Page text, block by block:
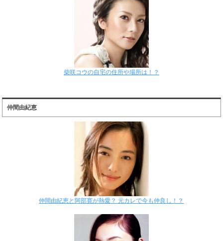
柴咲コウの自宅の住所や場所は！？
仲間由紀恵
仲間由紀恵と阿部寛が熱愛？ 元カレで今も仲良し！？